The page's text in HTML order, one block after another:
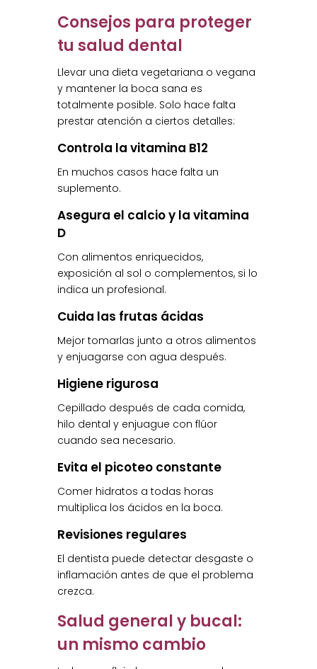
Consejos para proteger
tu salud dental
Llevar una dieta vegetariana o vegana
y mantener la boca sana es
totalmente posible. Solo hace falta
prestar atención a ciertos detalles:
Controla la vitamina B12
En muchos casos hace falta un
suplemento.
Asegura el calcio y la vitamina
D
Con alimentos enriquecidos,
exposición al sol o complementos, si lo
indica un profesional.
Cuida las frutas ácidas
Mejor tomarlas junto a otros alimentos
y enjuagarse con agua después.
Higiene rigurosa
Cepillado después de cada comida,
hilo dental y enjuague con flúor
cuando sea necesario.
Evita el picoteo constante
Comer hidratos a todas horas
multiplica los ácidos en la boca.
Revisiones regulares
El dentista puede detectar desgaste o
inflamación antes de que el problema
crezca.
Salud general y bucal:
un mismo cambio